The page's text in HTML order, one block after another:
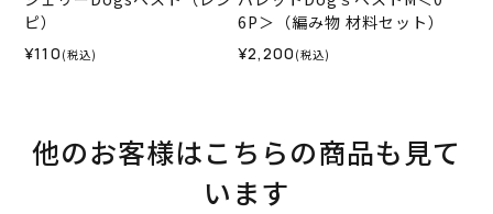
ピ）
¥110 (税込)
6P＞（編み物 材料セット）
¥2,200 (税込)
他のお客様はこちらの商品も見て
います